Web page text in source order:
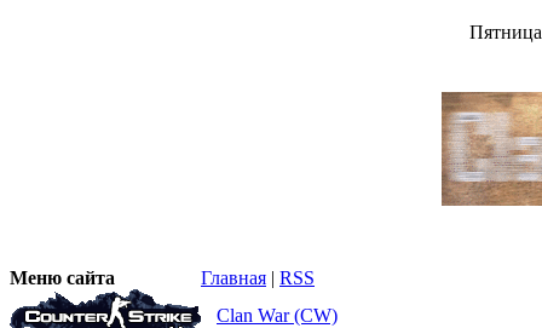
Меню сайта Главная | RSS
Clan War (CW)